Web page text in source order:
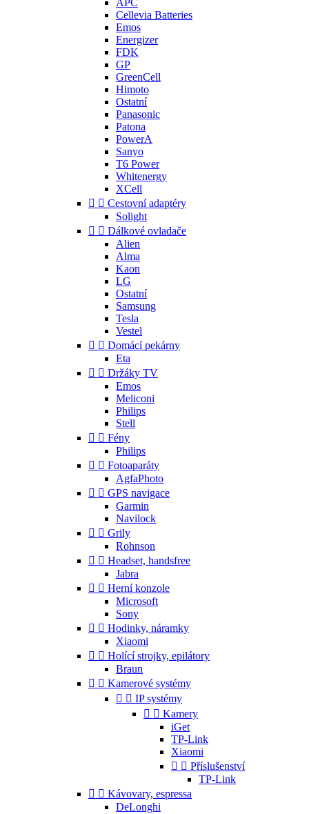
Cellevia Batteries
Emos
Energizer
FDK
GP
GreenCell
Himoto
Ostatní
Panasonic
Patona
PowerA
Sanyo
T6 Power
Whitenergy
XCell
  Cestovní adaptéry
Solight
  Dálkové ovladače
Alien
Alma
Kaon
LG
Ostatní
Samsung
Tesla
Vestel
  Domácí pekárny
Eta
  Držáky TV
Emos
Meliconi
Philips
Stell
  Fény
Philips
  Fotoaparáty
AgfaPhoto
  GPS navigace
Garmin
Navilock
  Grily
Rohnson
  Headset, handsfree
Jabra
  Herní konzole
Microsoft
Sony
  Hodinky, náramky
Xiaomi
  Holící strojky, epilátory
Braun
  Kamerové systémy
  IP systémy
  Kamery
iGet
TP-Link
Xiaomi
  Příslušenství
TP-Link
  Kávovary, espressa
DeLonghi